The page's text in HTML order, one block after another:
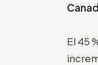
El 45